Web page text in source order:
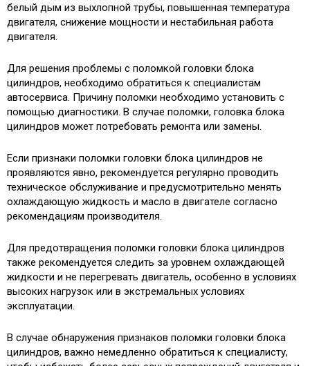
белый дым из выхлопной трубы, повышенная температура
двигателя, снижение мощности и нестабильная работа
двигателя.
Для решения проблемы с поломкой головки блока
цилиндров, необходимо обратиться к специалистам
автосервиса. Причину поломки необходимо установить с
помощью диагностики. В случае поломки, головка блока
цилиндров может потребовать ремонта или замены.
Если признаки поломки головки блока цилиндров не
проявляются явно, рекомендуется регулярно проводить
техническое обслуживание и предусмотрительно менять
охлаждающую жидкость и масло в двигателе согласно
рекомендациям производителя.
Для предотвращения поломки головки блока цилиндров
также рекомендуется следить за уровнем охлаждающей
жидкости и не перегревать двигатель, особенно в условиях
высоких нагрузок или в экстремальных условиях
эксплуатации.
В случае обнаружения признаков поломки головки блока
цилиндров, важно немедленно обратиться к специалисту,